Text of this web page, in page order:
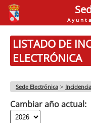
LISTADO DE
ELECTRÓNICA
Sede Electrónica >
Cambiar año actual: